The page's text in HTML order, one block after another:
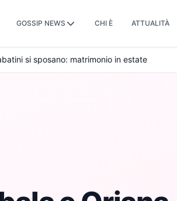
GOSSIP NEWS CHI È ATTUALITÀ
si sposano: matrimonio in estate